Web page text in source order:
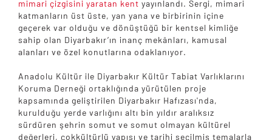
mimari çizgisini yaratan kent yayınlandı. Sergi, mimari
katmanların üst üste, yan yana ve birbirinin içine
geçerek var olduğu ve dönüştüğü bir kentsel kimliğe
sahip olan Diyarbakır’ın inanç mekânları, kamusal
alanları ve özel konutlarına odaklanıyor.
Anadolu Kültür ile Diyarbakır Kültür Tabiat Varlıklarını
Koruma Derneği ortaklığında yürütülen proje
kapsamında geliştirilen Diyarbakır Hafızası'nda,
kurulduğu yerde varlığını altı bin yıldır aralıksız
sürdüren şehrin somut ve somut olmayan kültürel
değerleri, çokkültürlü yapısı ve tarihi seçilmiş temalarla